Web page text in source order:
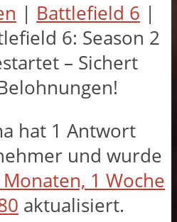
| Battlefield 6 |
6: Season 2
– Sichert
hat 1 Antwort
und wurde
1 Woche
aktualisiert.